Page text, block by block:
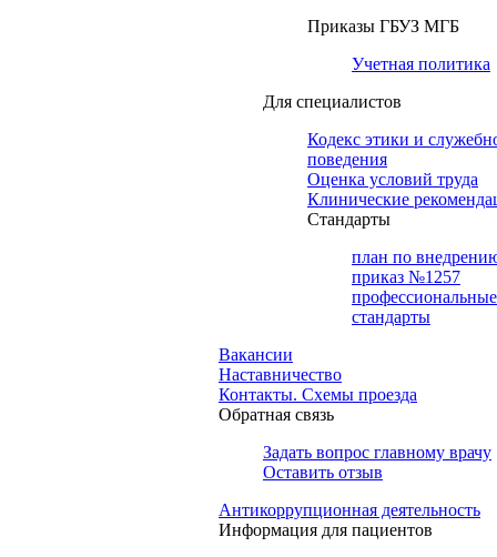
Приказы ГБУЗ МГБ
Учетная политика
Для специалистов
Кодекс этики и
поведения
Оценка условий труда
Клинические
Cтандарты
план по
приказ №1257
профессиональные
стандарты
Вакансии
Наставничество
Контакты. Схемы проезда
Обратная связь
Задать вопрос главному врачу
Оставить отзыв
Антикоррупционная деятельность
Информация для пациентов